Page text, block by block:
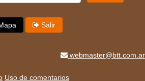
Salir
webmaster@btt.com.ar
Uso de comentarios